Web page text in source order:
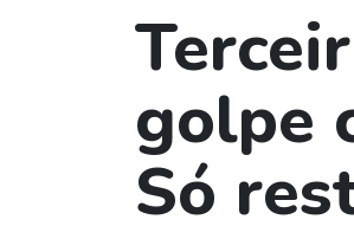
golpe
Só